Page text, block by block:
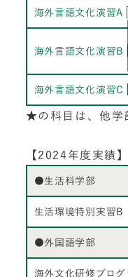
海外言語文化演習A
海外言語文化演習B
海外言語文化演習C
★の科目は、他学
【2024年度実績】
●生活科学部
生活環境特別実習B
●外国語学部
海外文化研修プログ